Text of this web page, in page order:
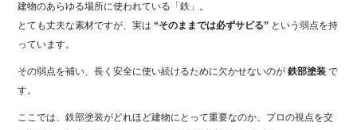
建物のあらゆる場所に使われている「鉄」。
とても丈夫な素材ですが、実は“そのままでは必ずサビる” という弱点を持
っています。
その弱点を補い、長く安全に使い続けるために欠かせないのが鉄部塗装 で
す。
ここでは、鉄部塗装がどれほど建物にとって重要なのか、プロの視点を交